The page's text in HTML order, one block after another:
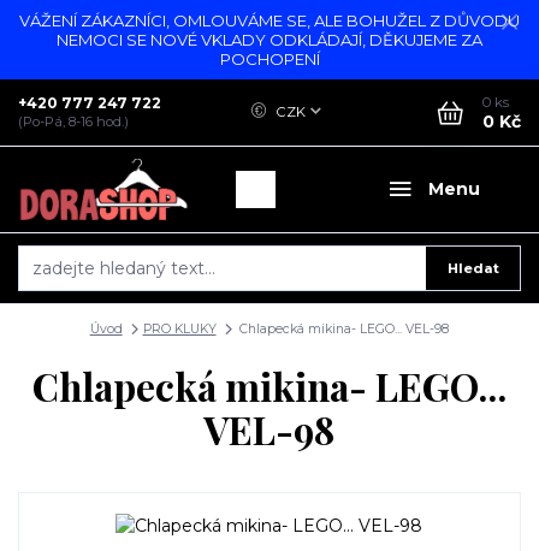
VÁŽENÍ ZÁKAZNÍCI, OMLOUVÁME SE, ALE BOHUŽEL Z DŮVODU
NEMOCI SE NOVÉ VKLADY ODKLÁDAJÍ, DĚKUJEME ZA
POCHOPENÍ
Menu
CZK
Hledat
+420 777 247 722
(Po-Pá, 8-16 hod.)
0 ks
0 Kč
Úvod PRO KLUKY Chlapecká mikina- LEGO... VEL-98
Chlapecká mikina- LEGO...
VEL-98